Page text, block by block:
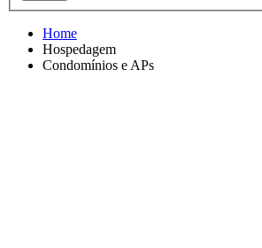
Home
Hospedagem
Condomínios e APs